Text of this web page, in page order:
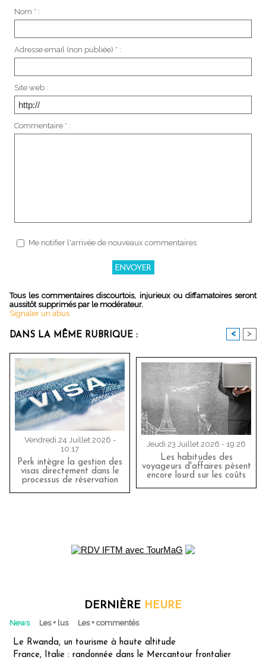
Nom * :
Adresse email (non publiée) * :
Site web :
Commentaire * :
Me notifier l'arrivée de nouveaux commentaires
Tous les commentaires discourtois, injurieux ou diffamatoires seront
aussitôt supprimés par le modérateur.
Signaler un abus
DANS LA MÊME RUBRIQUE : < >
Vendredi 24 Juillet 2026 -
10:17
Perk intègre la gestion des
visas directement dans le
processus de réservation
Jeudi 23 Juillet 2026 - 19:26
Les habitudes des
voyageurs d'affaires pèsent
encore lourd sur les coûts
DERNIÈRE HEURE
News Les + lus Les + commentés
Le Rwanda, un tourisme à haute altitude
France, Italie : randonnée dans le Mercantour frontalier